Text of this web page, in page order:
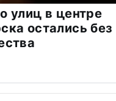
улиц в центре
остались без